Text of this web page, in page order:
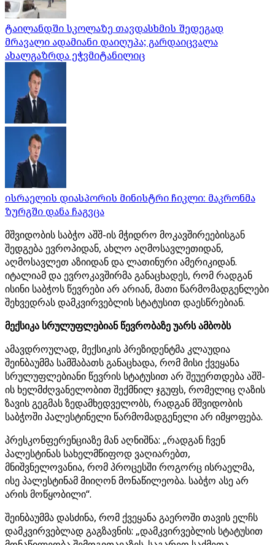
ტაილანდში სკოლაზე თავდასხმის შედეგად
მრავალი ადამიანი დაიღუპა; გარდაიცვალა
ახალგაზრდა ეჭვმიტანილიც
ისრაელის დიასპორის მინისტრი ჩიკლი: მაკრონმა
ზურგში დანა ჩაგვცა
მშვიდობის საბჭო აშშ-ის მჭიდრო მოკავშირეებისგან
შედგება ევროპიდან, ახლო აღმოსავლეთიდან,
აღმოსავლეთ აზიიდან და ლათინური ამერიკიდან.
იტალიამ და ევროკავშირმა განაცხადეს, რომ რადგან
ისინი საბჭოს წევრები არ არიან, მათი წარმომადგენლები
შეხვედრას დამკვირვებლის სტატუსით დაესწრებიან.
მექსიკა სრულუფლებიან წევრობაზე უარს ამბობს
ამავდროულად, მექსიკის პრეზიდენტმა კლაუდია
შეინბაუმმა სამშაბათს განაცხადა, რომ მისი ქვეყანა
სრულუფლებიანი წევრის სტატუსით არ შეუერთდება აშშ-
ის ხელმძღვანელობით შექმნილ ჯგუფს, რომელიც ღაზის
ზავის გეგმას ზედამხედველობს, რადგან მშვიდობის
საბჭოში პალესტინელი წარმომადგენელი არ იმყოფება.
პრესკონფერენციაზე მან აღნიშნა: „რადგან ჩვენ
პალესტინას სახელმწიფოდ ვაღიარებთ,
მნიშვნელოვანია, რომ პროცესში როგორც ისრაელმა,
ისე პალესტინამ მიიღონ მონაწილეობა. საბჭო ასე არ
არის მოწყობილი“.
შეინბაუმმა დასძინა, რომ ქვეყანა გაეროში თავის ელჩს
დამკვირვებლად გაგზავნის: „დამკვირვებლის სტატუსით